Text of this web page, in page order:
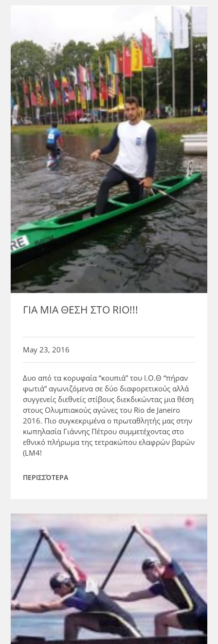
ΓΙΑ ΜΙΑ ΘΕΣΗ ΣΤΟ RIO!!!
May 23, 2016
Δυο από τα κορυφαία “κουπιά” του Ι.Ο.Θ “πήραν
φωτιά” αγωνιζόμενα σε δύο διαφορετικούς αλλά
συγγενείς διεθνείς στίβους διεκδικώντας μια θέση
στους Ολυμπιακούς αγώνες του Rio de Janeiro
2016. Πιο συγκεκριμένα ο πρωταθλητής μας στην
κωπηλασία Γιάννης Πέτρου συμμετέχοντας στο
εθνικό πλήρωμα της τετρακώπου ελαφρών βαρών
(LM4!
ΠΕΡΙΣΣΌΤΕΡΑ